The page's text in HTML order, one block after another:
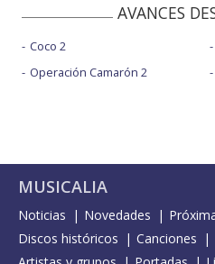
AVANCES
Coco 2
Operación Camarón 2
MUSICALIA
Noticias Novedades
Discos históricos
Canciones